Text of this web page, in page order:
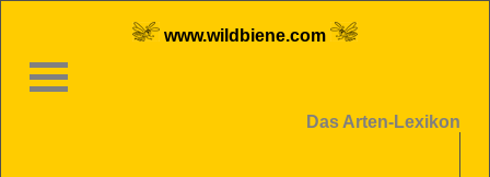
www.wildbiene.com
Das Arten-Lexikon